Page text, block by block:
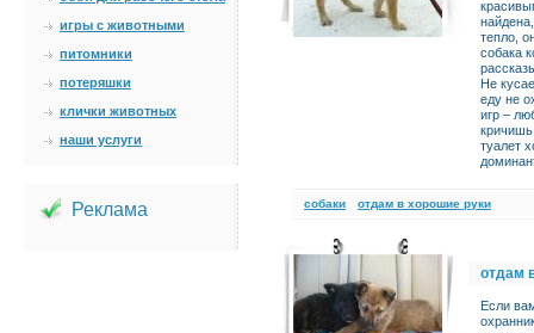
игры с животными
питомники
потеряшки
клички животных
наши услуги
Реклама
тепло,
собака
Не
еду не
игр –
туалет
cобаки отдам в хорошие руки
отдам
Если